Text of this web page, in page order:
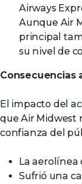
Airways
Aunque Air
principal
su nivel de
Consecuencias
El impacto del
que Air Midwest
confianza del
La aerolínea
Sufrió una